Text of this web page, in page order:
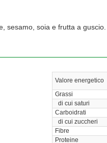
sesamo, soia e frutta a guscio.
Valore energetico
Grassi
di cui saturi
Carboidrati
di cui zuccheri
Fibre
Proteine